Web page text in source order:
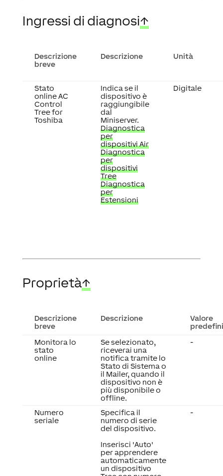
Ingressi di diagnosi↑
Descrizione
breve
Descrizione Unità
Stato
online AC
Control
Tree for
Toshiba
Indica se il
dispositivo è
raggiungibile
dal
Miniserver.
Diagnostica
per
dispositivi Air
Diagnostica
per
dispositivi
Tree
Diagnostica
per
Estensioni
Digitale
Proprietà↑
Descrizione
breve
Descrizione
Valore
Monitora lo
stato
online
Se selezionato,
riceverai una
notifica tramite lo
Stato di Sistema o
il Mailer, quando il
dispositivo non è
più disponibile o
offline.
-
Numero
seriale
Specifica il
numero di serie
del dispositivo.
Inserisci 'Auto'
per apprendere
automaticamente
un dispositivo
-